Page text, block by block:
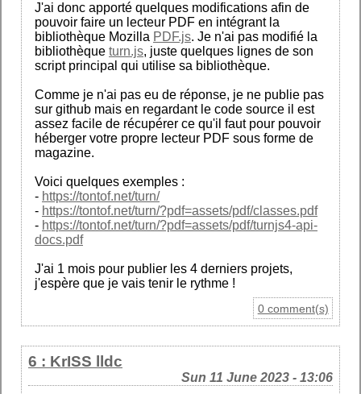
J'ai donc apporté quelques modifications afin de
pouvoir faire un lecteur PDF en intégrant la
bibliothèque Mozilla PDF.js. Je n'ai pas modifié la
bibliothèque turn.js, juste quelques lignes de son
script principal qui utilise sa bibliothèque.
Comme je n'ai pas eu de réponse, je ne publie pas
sur github mais en regardant le code source il est
assez facile de récupérer ce qu'il faut pour pouvoir
héberger votre propre lecteur PDF sous forme de
magazine.
Voici quelques exemples :
- https://tontof.net/turn/
- https://tontof.net/turn/?pdf=assets/pdf/classes.pdf
- https://tontof.net/turn/?pdf=assets/pdf/turnjs4-api-
docs.pdf
J'ai 1 mois pour publier les 4 derniers projets,
j'espère que je vais tenir le rythme !
0 comment(s)
6 : KrISS lldc
Sun 11 June 2023 - 13:06